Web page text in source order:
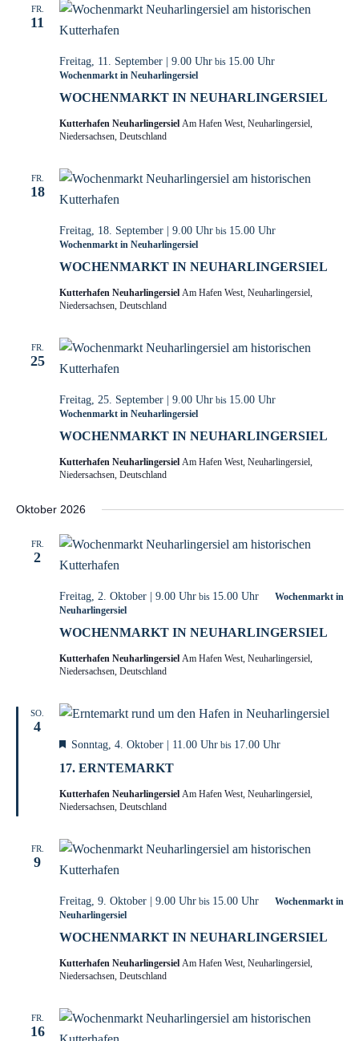
FR.
11
Freitag, 11. September | 9.00 Uhrbis 15.00 Uhr
Wochenmarkt in Neuharlingersiel
WOCHENMARKT IN NEUHARLINGERSIEL
Kutterhafen Neuharlingersiel Am Hafen West, Neuharlingersiel,
Niedersachsen, Deutschland
FR.
18
Freitag, 18. September | 9.00 Uhrbis 15.00 Uhr
Wochenmarkt in Neuharlingersiel
WOCHENMARKT IN NEUHARLINGERSIEL
Kutterhafen Neuharlingersiel Am Hafen West, Neuharlingersiel,
Niedersachsen, Deutschland
FR.
25
Freitag, 25. September | 9.00 Uhrbis 15.00 Uhr
Wochenmarkt in Neuharlingersiel
WOCHENMARKT IN NEUHARLINGERSIEL
Kutterhafen Neuharlingersiel Am Hafen West, Neuharlingersiel,
Niedersachsen, Deutschland
Oktober 2026
FR.
2
Freitag, 2. Oktober | 9.00 Uhrbis 15.00 Uhr
Wochenmarkt in
Neuharlingersiel
WOCHENMARKT IN NEUHARLINGERSIEL
Kutterhafen Neuharlingersiel Am Hafen West, Neuharlingersiel,
Niedersachsen, Deutschland
SO.
4
H
r
o
r
h
b
n
Sonntag, 4. Oktober | 11.00 Uhrbis 17.00 Uhr
17. ERNTEMARKT
Kutterhafen Neuharlingersiel Am Hafen West, Neuharlingersiel,
Niedersachsen, Deutschland
FR.
9
Freitag, 9. Oktober | 9.00 Uhrbis 15.00 Uhr
Wochenmarkt in
Neuharlingersiel
WOCHENMARKT IN NEUHARLINGERSIEL
Kutterhafen Neuharlingersiel Am Hafen West, Neuharlingersiel,
Niedersachsen, Deutschland
FR.
16